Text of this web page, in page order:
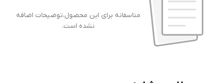
متاسفانه برای این محصول،توضیحات اضافه
نشده است.